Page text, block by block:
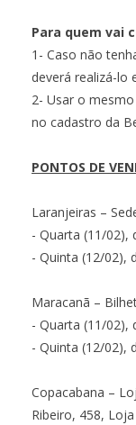
Para quem vai
1- Caso não
deverá realizá-lo
2- Usar o
no cadastro da
PONTOS DE
Laranjeiras –
- Quarta (11/02),
- Quinta (12/02),
Maracanã –
- Quarta (11/02),
- Quinta (12/02),
Copacabana –
Ribeiro, 458,